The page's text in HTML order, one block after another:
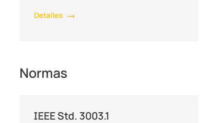
Detalles
Normas
IEEE Std. 3003.1